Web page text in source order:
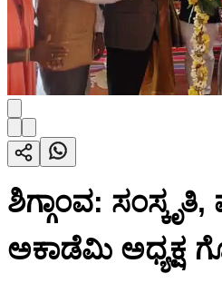
ಶಿಗ್ಗಾಂವ:
ಅಕಾಡೆಮಿ ಅಧ್ಯಕ್ಷ